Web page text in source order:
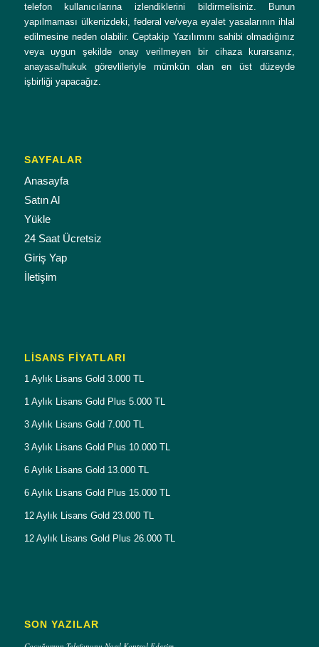
telefon kullanıcılarına izlendiklerini bildirmelisiniz. Bunun
yapılmaması ülkenizdeki, federal ve/veya eyalet yasalarının ihlal
edilmesine neden olabilir. Ceptakip Yazılımını sahibi olmadığınız
veya uygun şekilde onay verilmeyen bir cihaza kurarsanız,
anayasa/hukuk görevlileriyle mümkün olan en üst düzeyde
işbirliği yapacağız.
SAYFALAR
Anasayfa
Satın Al
Yükle
24 Saat Ücretsiz
Giriş Yap
İletişim
LISANS FIYATLARI
1 Aylık Lisans Gold 3.000 TL
1 Aylık Lisans Gold Plus 5.000 TL
3 Aylık Lisans Gold 7.000 TL
3 Aylık Lisans Gold Plus 10.000 TL
6 Aylık Lisans Gold 13.000 TL
6 Aylık Lisans Gold Plus 15.000 TL
12 Aylık Lisans Gold 23.000 TL
12 Aylık Lisans Gold Plus 26.000 TL
SON YAZILAR